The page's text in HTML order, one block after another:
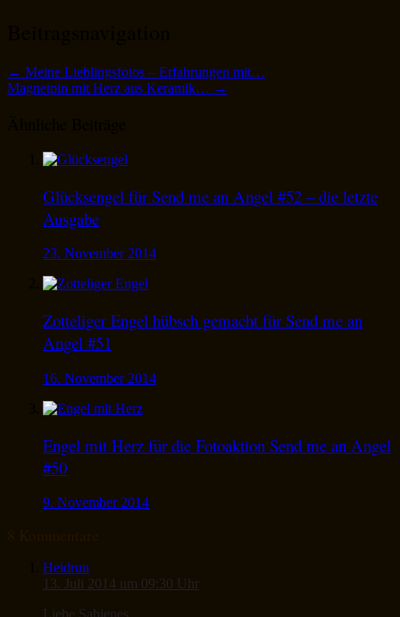
← Meine Lieblingsfotos – Erfahrungen mit…
Magnetpin mit Herz aus Keramik… →
Glücksengel für Send me an Angel #52 – die letzte
Ausgabe
23. November 2014
Zotteliger Engel hübsch gemacht für Send me an
Angel #51
16. November 2014
Engel mit Herz für die Fotoaktion Send me an Angel
#50
9. November 2014
Heidrun
13. Juli 2014 um 09:30 Uhr